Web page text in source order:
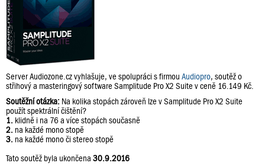
Server Audiozone.cz vyhlašuje, ve spolupráci s firmou Audiopro, soutěž o
střihový a masteringový software Samplitude Pro X2 Suite v ceně 16.149 Kč.
Soutěžní otázka: Na kolika stopách zároveň lze v Samplitude Pro X2 Suite
použít spektrální čištění?
1. klidně i na 76 a více stopách současně
2. na každé mono stopě
3. na každé mono či stereo stopě
Tato soutěž byla ukončena 30.9.2016